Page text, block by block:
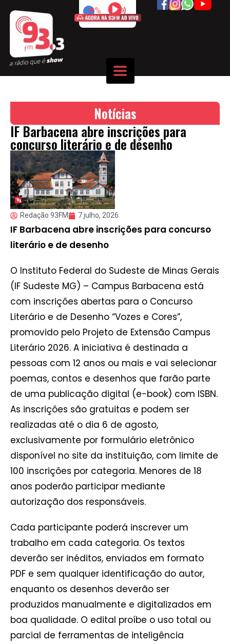
50%
Notícias
IF Barbacena abre inscrições para
concurso literário e de desenho
Redação 93FM 7 julho, 2026
IF Barbacena abre inscrições para concurso
literário e de desenho
O Instituto Federal do Sudeste de Minas Gerais
(IF Sudeste MG) – Campus Barbacena está
com inscrições abertas para o Concurso
Literário e de Desenho “Vozes e Cores”,
promovido pelo Projeto de Extensão Campus
Literário 2026. A iniciativa é destinada a
pessoas com 12 anos ou mais e vai selecionar
poemas, contos e desenhos que farão parte
de uma publicação digital (e-book) com ISBN.
As inscrições são gratuitas e podem ser
realizadas até o dia 6 de agosto,
exclusivamente por formulário eletrônico
disponível no site da instituição, com limite de
100 inscrições por categoria. Menores de 18
anos poderão participar mediante
autorização dos responsáveis.
Cada participante poderá inscrever um
trabalho em cada categoria. Os textos
deverão ser inéditos, enviados em formato
PDF e sem qualquer identificação do autor,
enquanto os desenhos deverão ser
produzidos manualmente e digitalizados em
boa qualidade. O edital proíbe o uso total ou
parcial de ferramentas de inteligência